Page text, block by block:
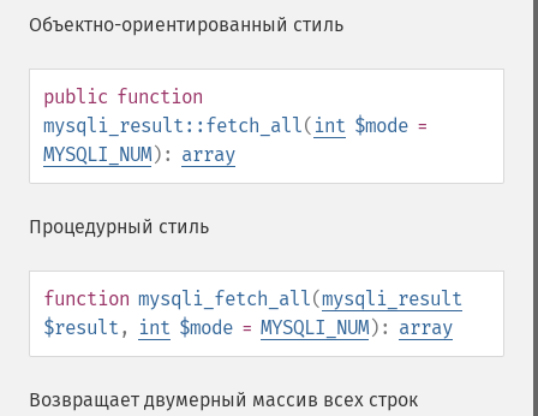
Объектно-ориентированный стиль
public function
mysqli_result::fetch_all( int $mode =
MYSQLI_NUM): array
Процедурный стиль
function mysqli_fetch_all(mysqli_result
$result , int $mode = MYSQLI_NUM): array
Возвращает двумерный массив всех строк